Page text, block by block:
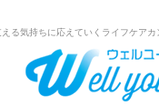
る気持ちに応えていくライフケア